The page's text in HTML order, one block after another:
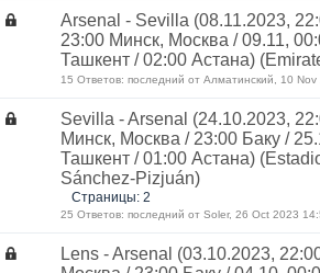
Arsenal - Sevilla (08.11.2023,
23:00 Минск, Москва / 09.11,
Ташкент / 02:00 Астана)
15 Ответов: последний от Алматинский, 10
Sevilla - Arsenal (24.10.2023,
Минск, Москва / 23:00 Баку /
Ташкент / 01:00 Астана)
Sánchez-Pizjuán)
Страницы: 2
25 Ответов: последний от Soler, 26 Oct 2023
Lens - Arsenal (03.10.2023,